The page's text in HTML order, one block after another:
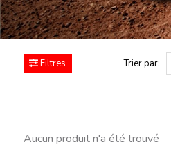
Filtres Trier par:
Aucun produit n'a été trouvé